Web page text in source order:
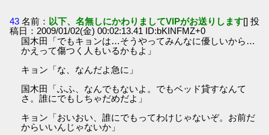
43 名前： 以下、名無しにかわりましてVIPがお送りします[] 投
稿日：2009/01/02(金) 00:02:13.41 ID:bKINFMZ+0
国木田「でもキョンは…そうやってみんなに優しいから…
かえって傷つく人もいるかもよ」
キョン「な、なんだよ急に」
国木田「ふふ、なんでもないよ。でもベッド貸すなんて
さ。誰にでもしちゃだめだよ」
キョン「おいおい、誰にでもってわけじゃないぞ。お前だ
からいいんじゃないか」